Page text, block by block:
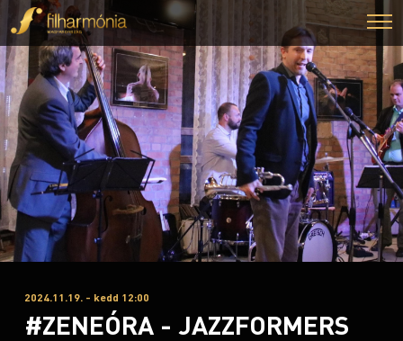
2024.11.19. - kedd 12:00
#ZENEÓRA - JAZZFORMERS